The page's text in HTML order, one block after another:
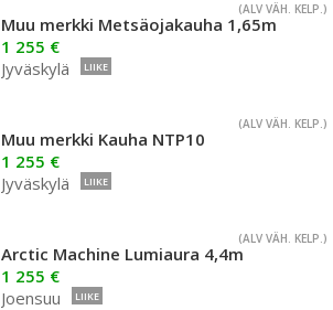
(ALV VÄH. KELP.)
Muu merkki Metsäojakauha 1,65m
1 255 €
Jyväskylä
LIIKE
(ALV VÄH. KELP.)
Muu merkki Kauha NTP10
1 255 €
Jyväskylä
LIIKE
(ALV VÄH. KELP.)
Arctic Machine Lumiaura 4,4m
1 255 €
Joensuu
LIIKE